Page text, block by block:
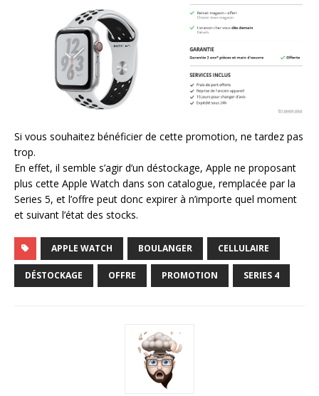
Si vous souhaitez bénéficier de cette promotion, ne tardez pas
trop.
En effet, il semble s’agir d’un déstockage, Apple ne proposant
plus cette Apple Watch dans son catalogue, remplacée par la
Series 5, et l’offre peut donc expirer à n’importe quel moment
et suivant l’état des stocks.
APPLE WATCH BOULANGER CELLULAIRE
DÉSTOCKAGE OFFRE PROMOTION SERIES 4